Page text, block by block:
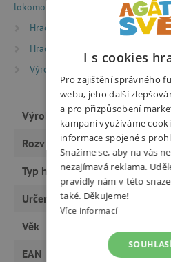
lokomotivy
Hračky dle věku
Hry a
Hračky dle věku
Výrobci
Výrobce
Rozvíjí
Typ hračky
Určeno pro
Věk
EAN
I s cookies
Pro zajištění správného
webu, jeho další
a pro přizpůsobení
kampaní využíváme
informace spojené s
Snažíme se, aby na vás
nezajímavá reklama.
pravidly nám v této
také. Děkujeme!
Více informací